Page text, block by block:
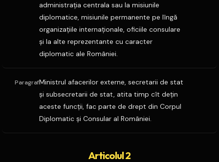
administraţia centrala sau la misiunile
diplomatice, misiunile permanente pe lîngă
organizaţiile internaţionale, oficiile consulare
şi la alte reprezentante cu caracter
diplomatic ale României.
ParagrafMinistrul afacerilor externe, secretarii de stat
şi subsecretarii de stat, atita timp cît deţin
aceste funcţii, fac parte de drept din Corpul
Diplomatic şi Consular al României.
Articolul 2